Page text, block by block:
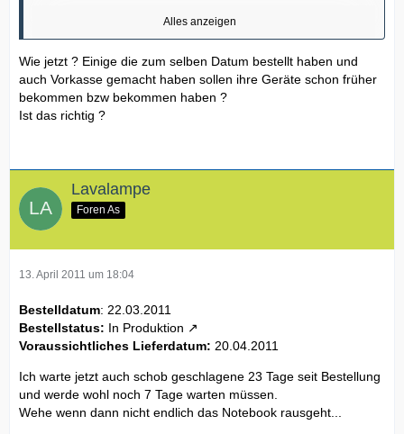
Voraussichtliches Lieferdatum: 09.05.2011
Spediteur: Nicht versendet
Nachverfolgungsnummer: Nicht versendet
XPS 17
Original Windows® 7 Home Premium, 64bit, Deutsch
Beschreibung
Prozessor
Intel® Core™ i7-2630QM Prozessor der zweiten
Arbeitsspeicher
4.096 MB Dual-Channel DDR3 mit 1.333 MHz [2 x 2.048]
Tastatur
Backlit Tastatur - Deutsch (Qwertz)
3GB NVIDIA® GeForce® GT 555M Grafikkarte
Festplatte
640-GB-Serial ATA-Festplatte (7.200 1/min)
Bin mal gespannt. Dell meinte es fehlt derzeit die
Grafikkarte !Soll am 12 oder 14.04.2011 eintreffen und
wieder in Produktion .
Alles anzeigen
Wie jetzt ? Einige die zum selben Datum bestellt haben und
auch Vorkasse gemacht haben sollen ihre Geräte schon früher
bekommen bzw bekommen haben ?
Ist das richtig ?
Lavalampe
Foren As
13. April 2011 um 18:04
Bestelldatum: 22.03.2011
Bestellstatus: In Produktion
Voraussichtliches Lieferdatum: 20.04.2011
Ich warte jetzt auch schob geschlagene 23 Tage seit Bestellung
und werde wohl noch 7 Tage warten müssen.
Wehe wenn dann nicht endlich das Notebook rausgeht...